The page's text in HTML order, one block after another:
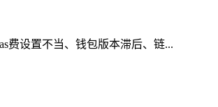
费设置不当、钱包版本滞后、链...